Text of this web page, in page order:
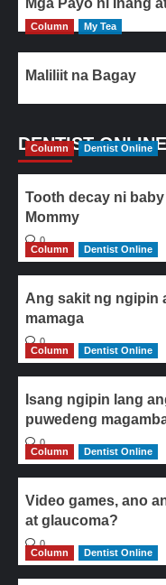
Mga Payo ni Inang
Column My Tea
Maliliit na Bagay
DENTIST ONLINE
Column Dentist Online
Tooth decay ni
Mommy
0
Column
Dentist Online
Ang sakit ng ngipin
mamaga
0
Column
Dentist Online
Isang ngipin lang
puwedeng
0
Column
Dentist Online
Video games, ano
at glaucoma?
0
Column
Dentist Online